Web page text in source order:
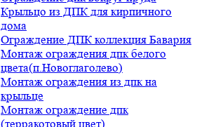
Крыльцо из ДПК для кирпичного
дома
Ограждение ДПК коллекция Бавария
Монтаж ограждения дпк белого
цвета(п.Новоглаголево)
Монтаж ограждения из дпк на
крыльце
Монтаж ограждение дпк
(терракотовый цвет)